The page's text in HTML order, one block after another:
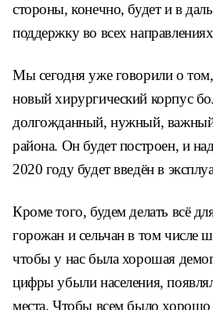
стороны, конечно, будет и в
поддержку во всех
Мы сегодня уже говорили о
новый хирургический корпус
долгожданный, нужный,
района. Он будет построен, и
2020 году будет введён в
Кроме того, будем делать всё
горожан и сельчан в том числе
чтобы у нас была хорошая
цифры убыли населения,
места. Чтобы всем было